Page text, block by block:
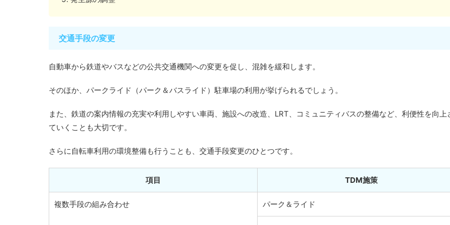
交通手段の変更
自動車から鉄道やバスなどの公共交通機関への変更を促し、混雑を緩和します。
そのほか、パークライド（パーク＆バスライド）駐車場の利用が挙げられるでしょう。
また、鉄道の案内情報の充実や利用しやすい車両、施設への改造、LRT、コミュニティバスの整備など、利便性を向上
ていくことも大切です。
さらに自転車利用の環境整備も行うことも、交通手段変更のひとつです。
項目 TDM施策
複数手段の組み合わせ パーク＆ライド